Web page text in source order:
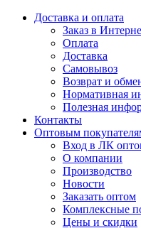
Доставка и оплата
Заказ в
Оплата
Доставка
Самовывоз
Возврат и
Нормативная
Полезная
Контакты
Оптовым
Вход в ЛК
О компании
Производство
Новости
Заказать оптом
Комплексные
Цены и скидки